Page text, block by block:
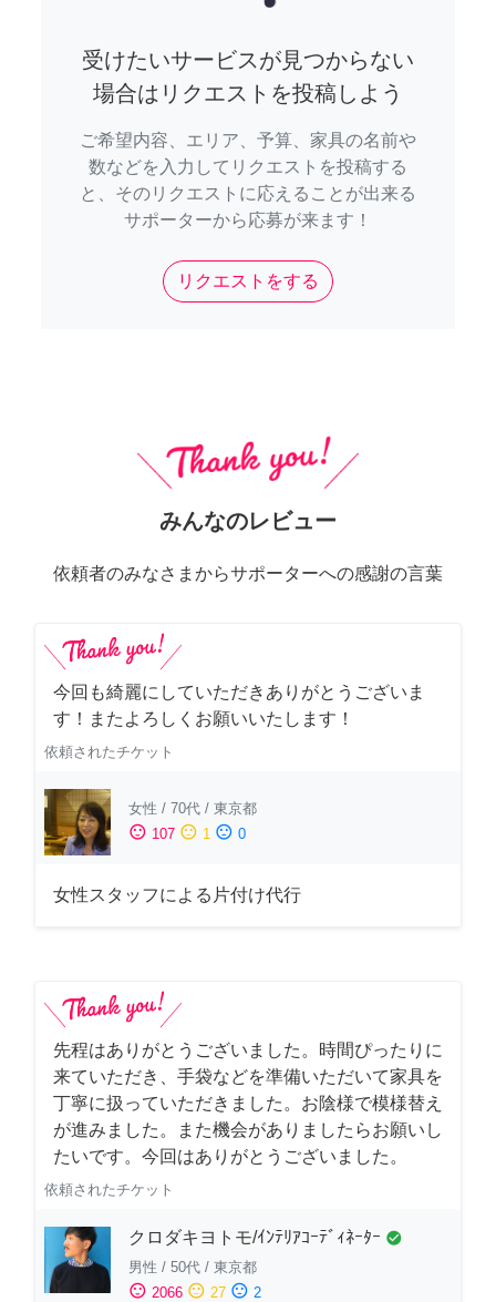
受けたいサービスが見つからない
場合はリクエストを投稿しよう
ご希望内容、エリア、予算、家具の名前や
数などを入力してリクエストを投稿する
と、そのリクエストに応えることが出来る
サポーターから応募が来ます！
リクエストをする
みんなのレビュー
依頼者のみなさまからサポーターへの感謝の言葉
今回も綺麗にしていただきありがとうございま
す！またよろしくお願いいたします！
依頼されたチケット
女性 / 70代 / 東京都
sentiment_satisfied 107 sentiment_neutral 1 sentiment_dissatisfied 0
女性スタッフによる片付け代行
先程はありがとうございました。時間ぴったりに
来ていただき、手袋などを準備いただいて家具を
丁寧に扱っていただきました。お陰様で模様替え
が進みました。また機会がありましたらお願いし
たいです。今回はありがとうございました。
依頼されたチケット
クロダキヨトモ/ｲﾝﾃﾘｱｺｰﾃﾞｨﾈｰﾀｰ check_circle
男性 / 50代 / 東京都
sentiment_satisfied 2066 sentiment_neutral 27 sentiment_dissatisfied 2